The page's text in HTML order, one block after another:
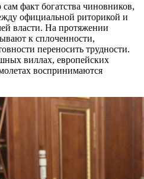
факт богатства чиновников,
официальной риторикой и
власти. На протяжении
к сплоченности,
переносить трудности.
виллах, европейских
воспринимаются